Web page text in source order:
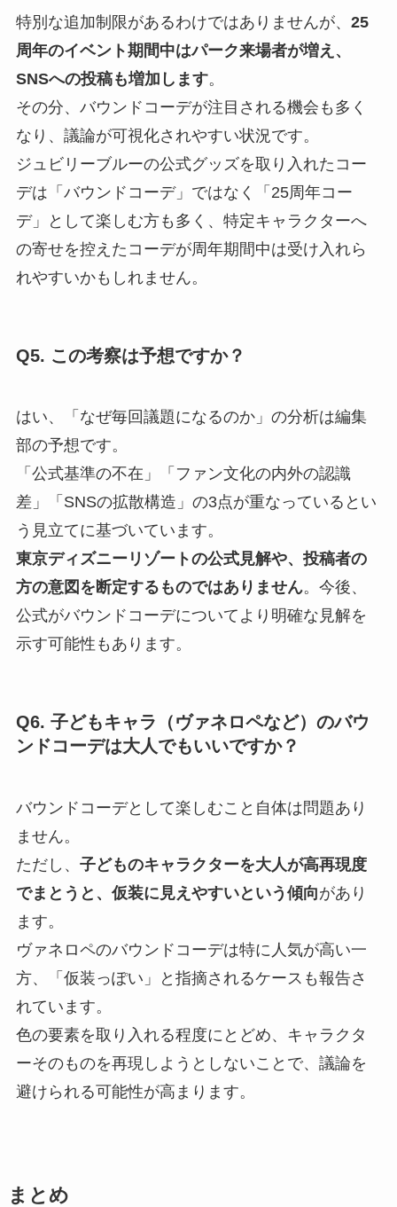
特別な追加制限があるわけではありませんが、 25
周年のイベント期間中はパーク来場者が増え、
SNSへの投稿も増加します。
その分、バウンドコーデが注目される機会も多く
なり、議論が可視化されやすい状況です。
ジュビリーブルーの公式グッズを取り入れたコー
デは「バウンドコーデ」ではなく「25周年コー
デ」として楽しむ方も多く、特定キャラクターへ
の寄せを控えたコーデが周年期間中は受け入れら
れやすいかもしれません。
Q5. この考察は予想ですか？
はい、「なぜ毎回議題になるのか」の分析は編集
部の予想です。
「公式基準の不在」「ファン文化の内外の認識
差」「SNSの拡散構造」の3点が重なっているとい
う見立てに基づいています。
東京ディズニーリゾートの公式見解や、投稿者の
方の意図を断定するものではありません。今後、
公式がバウンドコーデについてより明確な見解を
示す可能性もあります。
Q6. 子どもキャラ（ヴァネロペなど）のバウ
ンドコーデは大人でもいいですか？
バウンドコーデとして楽しむこと自体は問題あり
ません。
ただし、 子どものキャラクターを大人が高再現度
でまとうと、仮装に見えやすいという傾向があり
ます。
ヴァネロペのバウンドコーデは特に人気が高い一
方、「仮装っぽい」と指摘されるケースも報告さ
れています。
色の要素を取り入れる程度にとどめ、キャラクタ
ーそのものを再現しようとしないことで、議論を
避けられる可能性が高まります。
まとめ